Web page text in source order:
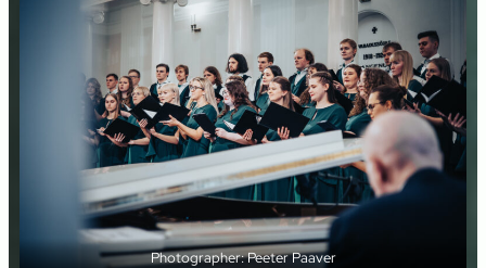
Photographer: Peeter Paaver